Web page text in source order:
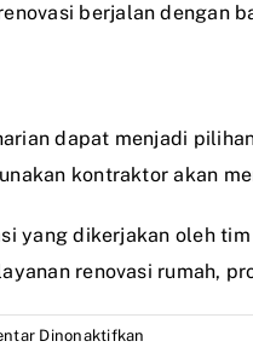
berjalan dengan
dapat menjadi
kontraktor akan
yang dikerjakan oleh
renovasi rumah,
Dinonaktifkan